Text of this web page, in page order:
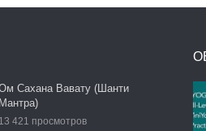
Сахана Вавату (Шанти
Мантра)
13 421 просмотров